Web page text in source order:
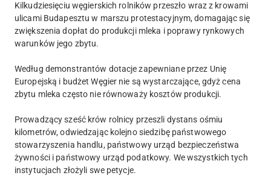
Kilkudziesięciu węgierskich rolników przeszło wraz z krowami
ulicami Budapesztu w marszu protestacyjnym, domagając się
zwiększenia dopłat do produkcji mleka i poprawy rynkowych
warunków jego zbytu.
Według demonstrantów dotacje zapewniane przez Unię
Europejską i budżet Węgier nie są wystarczające, gdyż cena
zbytu mleka często nie równoważy kosztów produkcji.
Prowadzący sześć krów rolnicy przeszli dystans ośmiu
kilometrów, odwiedzając kolejno siedzibę państwowego
stowarzyszenia handlu, państwowy urząd bezpieczeństwa
żywności i państwowy urząd podatkowy. We wszystkich tych
instytucjach złożyli swe petycje.